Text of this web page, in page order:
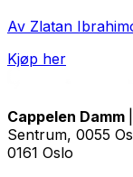
Av Zlatan
Kjøp her
Cappelen Damm
Sentrum, 0055
0161 Oslo